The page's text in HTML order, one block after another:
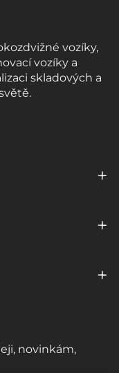
vozíky,
vozíky a
skladových a
novinkám,